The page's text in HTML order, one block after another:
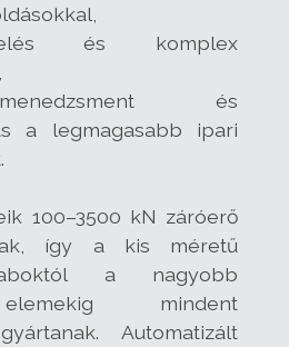
és komplex
és
a legmagasabb ipari
100–3500 kN záróerő
így a kis méretű
a nagyobb
mindent
Automatizált